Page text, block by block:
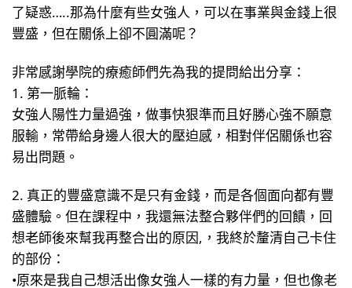
了疑惑…..那為什麼有些女強人，可以在事業與金錢上很
豐盛，但在關係上卻不圓滿呢？
非常感謝學院的療癒師們先為我的提問給出分享：
1. 第一脈輪：
女強人陽性力量過強，做事快狠準而且好勝心強不願意
服輸，常帶給身邊人很大的壓迫感，相對伴侶關係也容
易出問題。
2. 真正的豐盛意識不是只有金錢，而是各個面向都有豐
盛體驗。但在課程中，我還無法整合夥伴們的回饋，回
想老師後來幫我再整合出的原因,，我終於釐清自己卡住
的部份：
•原來是我自己想活出像女強人一樣的有力量，但也像老